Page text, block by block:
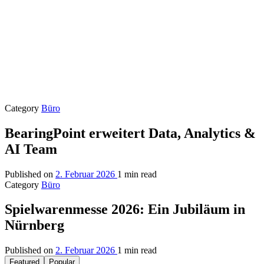
Category Büro
BearingPoint erweitert Data, Analytics &
AI Team
Published on 2. Februar 2026 1 min read
Category Büro
Spielwarenmesse 2026: Ein Jubiläum in
Nürnberg
Published on 2. Februar 2026 1 min read
Featured Popular